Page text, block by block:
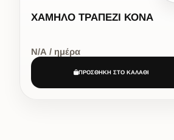
ΧΑΜΗΛΟ ΤΡΑΠΕΖΙ ΚΟΝΑ
Ν/Α / ημέρα
ΠΡΟΣΘΗΚΗ ΣΤΟ ΚΑΛΑΘΙ